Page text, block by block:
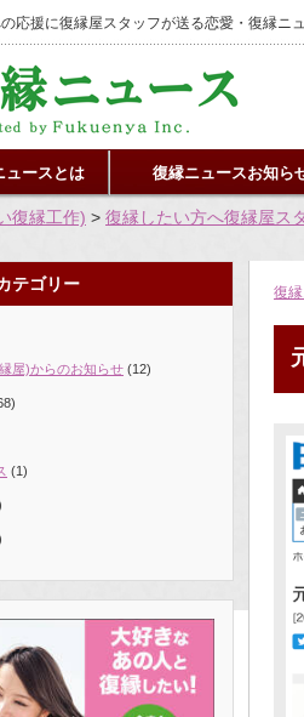
の応援に復縁屋スタッフが送る恋愛・復縁ニ
ュースとは 復縁ニュースお知ら
復縁工作) > 復縁したい方へ復縁屋ス
復
テゴリー
屋)からのお知らせ (12)
(1)